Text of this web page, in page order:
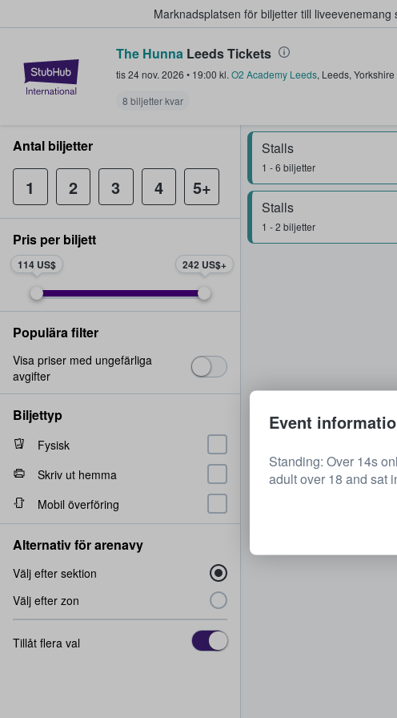
Marknadsplatsen för biljetter till liveevenemang
StubHub – där fans köper och säljer
The Hunna Leeds Tickets
tis 24 nov. 2026 • 19:00 kl. O2 Academy Leeds, Leeds, Yorkshire
8 biljetter kvar
Stalls
1 - 6 biljetter
Stalls
1 - 2 biljetter
Antal biljetter
1 2 3 4 5+
Pris per biljett
114 US$ 242 US$
Populära filter
Visa priser med ungefärliga
avgifter
Biljettyp
Fysisk
Skriv ut hemma
Mobil överföring
Alternativ för arenavy
Välj efter sektion
Välj efter zon
Tillåt flera val
Event
Standing: Over 14s
adult over 18 and sat